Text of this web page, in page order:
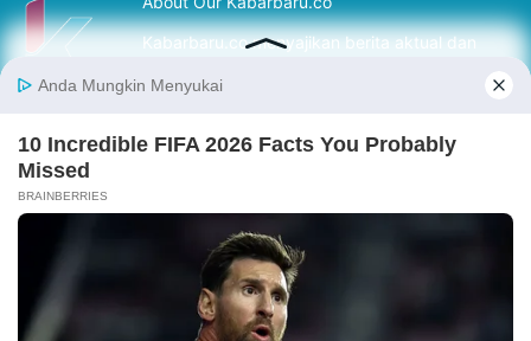
Kabarbaru.co menyajikan berita aktual dan
serta terverifikasi dari sumber yang tepat.
Follow Kabarbaru